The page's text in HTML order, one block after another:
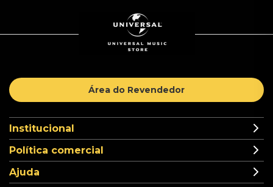
Área do Revendedor
Institucional
Política comercial
Ajuda